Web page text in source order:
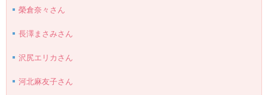
榮倉奈々さん
長澤まさみさん
沢尻エリカさん
河北麻友子さん